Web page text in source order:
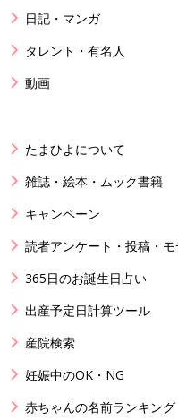
日記・マンガ
タレント・有名人
動画
たまひよについて
雑誌・絵本・ムック書籍
キャンペーン
読者アンケート・投稿・
365日のお誕生日占い
出産予定日計算ツール
産院検索
妊娠中のOK・NG
赤ちゃんの名前ランキング